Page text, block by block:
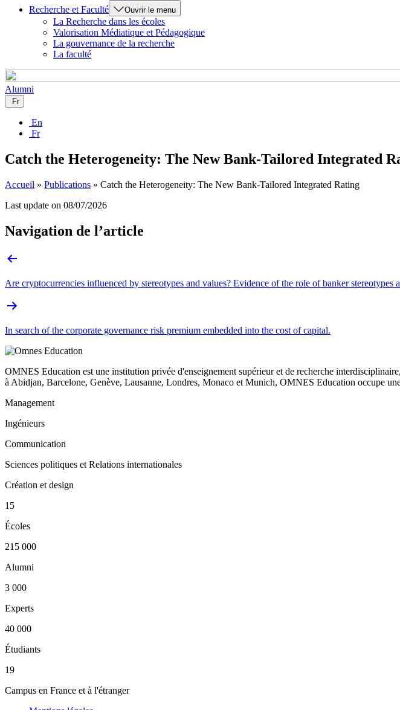
Recherche et Faculté
Ouvrir le menu
La Recherche dans les écoles
Valorisation Médiatique et Pédagogique
La gouvernance de la recherche
La faculté
Alumni
Fr
En
Fr
Catch the Heterogeneity: The New Bank-Tailored Integrated
Accueil » Publications » Catch the Heterogeneity: The New Bank-Tailored Integrated Rating
Last update on 08/07/2026
Navigation de l’article
Are cryptocurrencies influenced by stereotypes and values? Evidence of the role of banker stereotypes
In search of the corporate governance risk premium embedded into the cost of capital.
OMNES Education est une institution privée d'enseignement supérieur et de recherche
à Abidjan, Barcelone, Genève, Lausanne, Londres, Monaco et Munich, OMNES Education occupe
Management
Ingénieurs
Communication
Sciences politiques et Relations internationales
Création et design
15
Écoles
215 000
Alumni
3 000
Experts
40 000
Étudiants
19
Campus en France et à l'étranger